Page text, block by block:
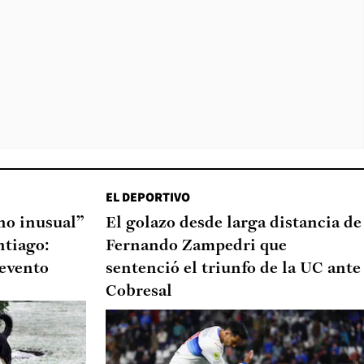
inusual”
EL DEPORTIVO
El golazo desde larga distancia de
Fernando Zampedri que
sentenció el triunfo de la UC ante
Cobresal